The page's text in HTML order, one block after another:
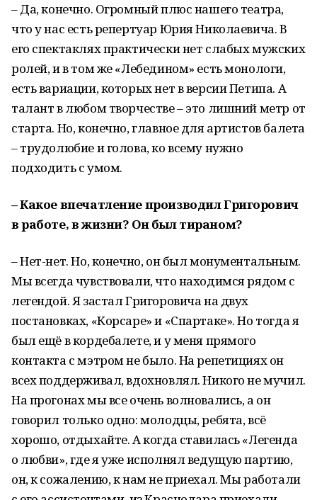
– Да, конечно. Огромный плюс нашего театра,
что у нас есть репертуар Юрия Николаевича. В
его спектаклях практически нет слабых мужских
ролей, и в том же «Лебедином» есть монологи,
есть вариации, которых нет в версии Петипа. А
талант в любом творчестве – это лишний метр от
старта. Но, конечно, главное для артистов балета
– трудолюбие и голова, ко всему нужно
подходить с умом.
– Какое впечатление производил Григорович
в работе, в жизни? Он был тираном?
– Нет-нет. Но, конечно, он был монументальным.
Мы всегда чувствовали, что находимся рядом с
легендой. Я застал Григоровича на двух
постановках, «Корсаре» и «Спартаке». Но тогда я
был ещё в кордебалете, и у меня прямого
контакта с мэтром не было. На репетициях он
всех поддерживал, вдохновлял. Никого не мучил.
На прогонах мы все очень волновались, а он
говорил только одно: молодцы, ребята, всё
хорошо, отдыхайте. А когда ставилась «Легенда
о любви», где я уже исполнял ведущую партию,
он, к сожалению, к нам не приехал. Мы работали